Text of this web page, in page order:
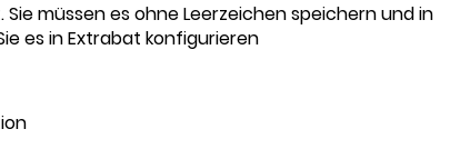
müssen es ohne Leerzeichen speichern und in
es in Extrabat konfigurieren